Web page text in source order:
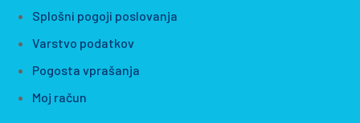
Splošni pogoji poslovanja
Varstvo podatkov
Pogosta vprašanja
Moj račun